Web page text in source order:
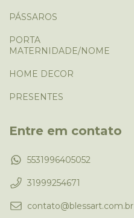
PÁSSAROS
PORTA
MATERNIDADE/NOME
HOME DECOR
PRESENTES
Entre em contato
5531996405052
31999254671
contato@blessart.com.br